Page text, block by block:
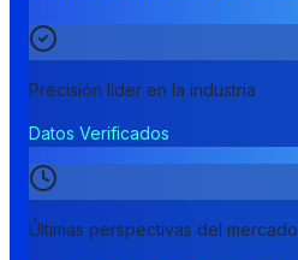
Precisión líder en la industria
Datos Verificados
Últimas perspectivas del mercado